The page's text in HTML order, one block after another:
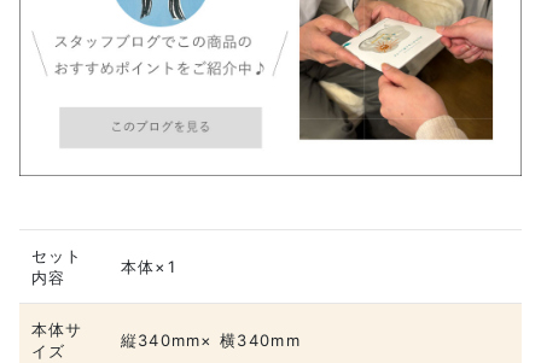
セット
内容
本体×1
本体サ
イズ
縦340mm× 横340mm